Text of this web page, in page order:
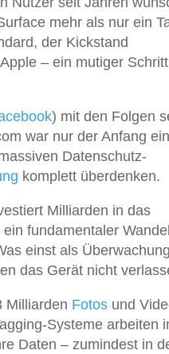
mehr als nur ein
der Kickstand
– ein mutiger
) mit den Folgen
war nur der Anfang
Datenschutz-
komplett überdenken.
Milliarden in das
fundamentaler
einst als
das Gerät nicht
Milliarden Fotos und
Systeme arbeiten
Daten – zumindest in